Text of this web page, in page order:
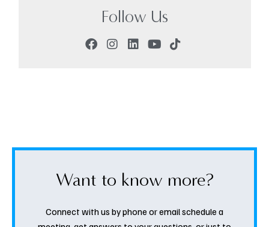
Follow Us
Want to know more?
Connect with us by phone or email schedule a